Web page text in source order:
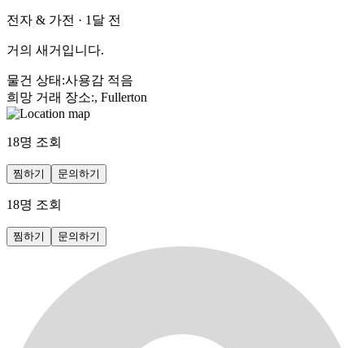
전자 & 가전 · 1달 전
거의 새거입니다.
물건 상태 :사용감 적음
희망 거래 장소:, Fullerton
18명 조회
찜하기 문의하기
18명 조회
찜하기 문의하기